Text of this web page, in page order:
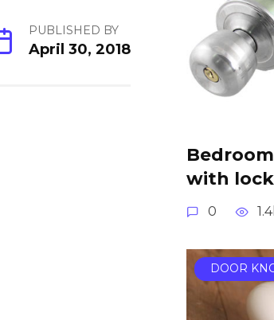
PUBLISHED BY
April 30, 2018
with lock
0
DOOR